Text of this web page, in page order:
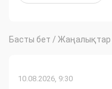
Басты бет / Жаңалықтар
10.08.2026, 9:30